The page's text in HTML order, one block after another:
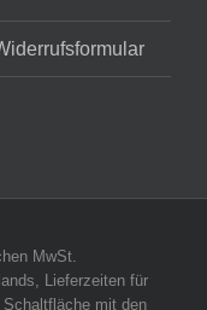
MwSt.
Lieferzeiten für
mit den